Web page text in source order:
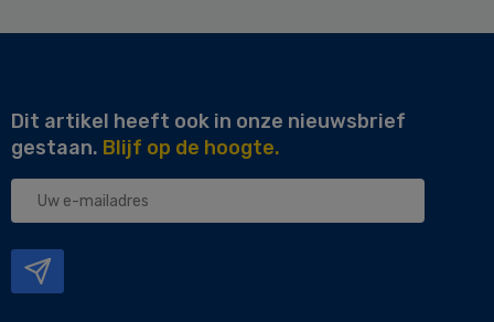
Dit artikel heeft ook in onze nieuwsbrief
gestaan. Blijf op de hoogte.
Uw